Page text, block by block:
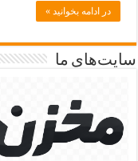
در ادامه بخوانید »
سایت‌های ما